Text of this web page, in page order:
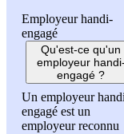
Employeur handi-
engagé
Qu'est-ce qu'un
employeur handi-
engagé ?
Un employeur
engagé est un
employeur reconnu